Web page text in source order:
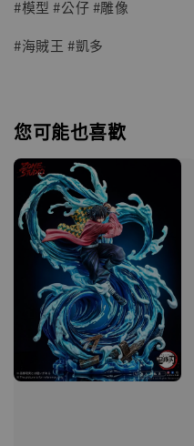
#模型 #公仔 #雕像
#海賊王 #凱多
您可能也喜歡